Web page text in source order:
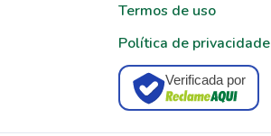
Termos de uso
Política de privacidade
Verificada por